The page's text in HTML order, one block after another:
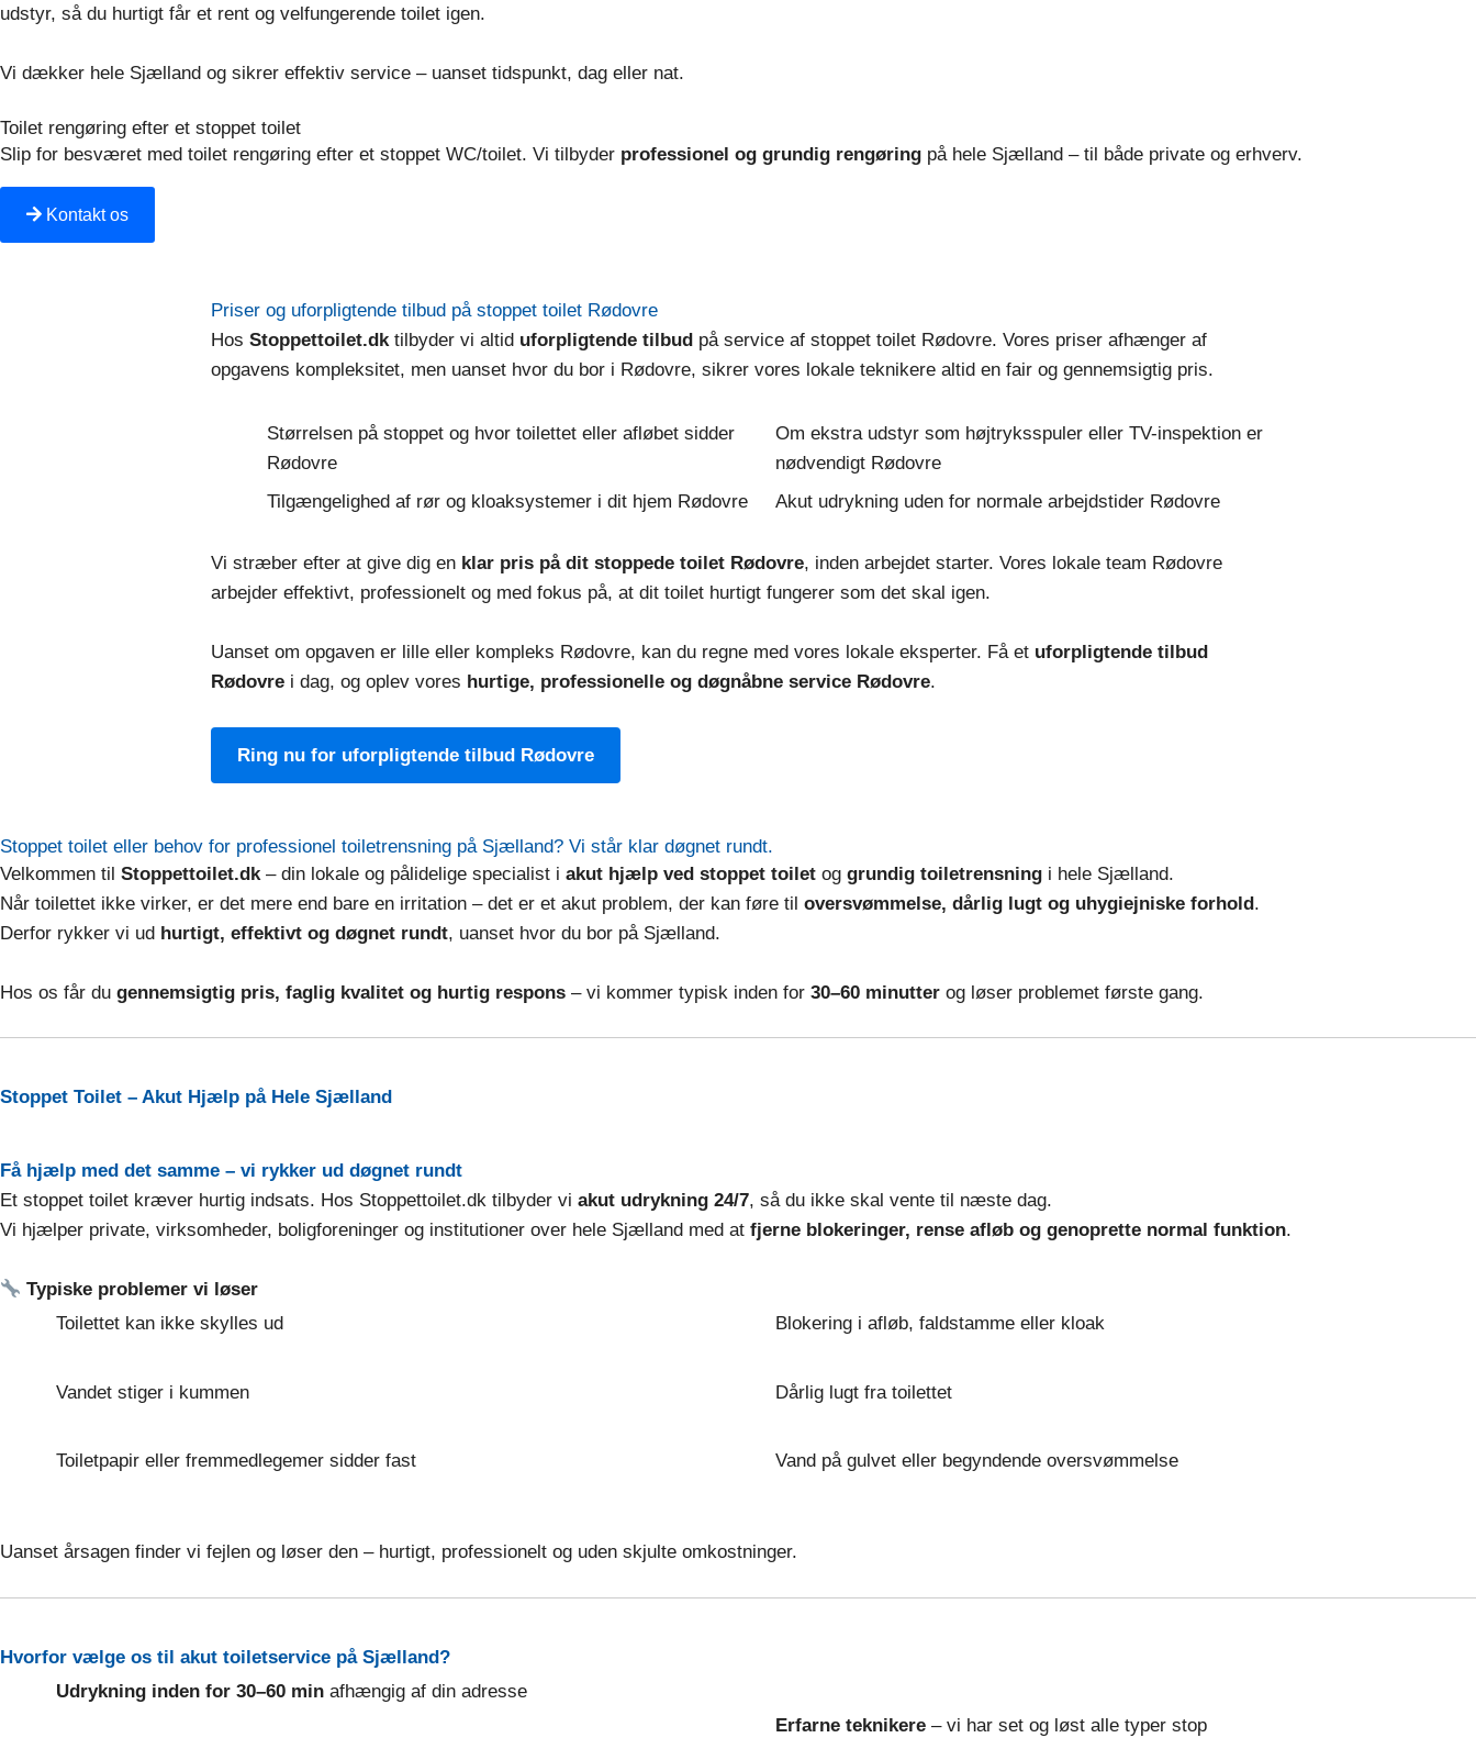
udstyr, så du hurtigt får et rent og velfungerende toilet igen.
Vi dækker hele Sjælland og sikrer effektiv service – uanset tidspunkt, dag eller nat.
Toilet rengøring efter et stoppet toilet​
Slip for besværet med toilet rengøring efter et stoppet WC/toilet. Vi tilbyder professionel og grundig rengøring på hele Sjælland – til både private og erhverv.
Kontakt os
Priser og uforpligtende tilbud på stoppet toilet Rødovre
Hos Stoppettoilet.dk tilbyder vi altid uforpligtende tilbud på service af stoppet toilet Rødovre. Vores priser afhænger af
opgavens kompleksitet, men uanset hvor du bor i Rødovre, sikrer vores lokale teknikere altid en fair og gennemsigtig pris.
Størrelsen på stoppet og hvor toilettet eller afløbet sidder
Rødovre
Tilgængelighed af rør og kloaksystemer i dit hjem Rødovre
Om ekstra udstyr som højtryksspuler eller TV-inspektion er
nødvendigt Rødovre
Akut udrykning uden for normale arbejdstider Rødovre
Vi stræber efter at give dig en klar pris på dit stoppede toilet Rødovre, inden arbejdet starter. Vores lokale team Rødovre
arbejder effektivt, professionelt og med fokus på, at dit toilet hurtigt fungerer som det skal igen.
Uanset om opgaven er lille eller kompleks Rødovre, kan du regne med vores lokale eksperter. Få et uforpligtende tilbud
Rødovre i dag, og oplev vores hurtige, professionelle og døgnåbne service Rødovre.
Ring nu for uforpligtende tilbud Rødovre
Stoppet toilet eller behov for professionel toiletrensning på Sjælland? Vi står klar døgnet rundt.
Velkommen til Stoppettoilet.dk – din lokale og pålidelige specialist i akut hjælp ved stoppet toilet og grundig toiletrensning i hele Sjælland.
Når toilettet ikke virker, er det mere end bare en irritation – det er et akut problem, der kan føre til oversvømmelse, dårlig lugt og uhygiejniske forhold.
Derfor rykker vi ud hurtigt, effektivt og døgnet rundt, uanset hvor du bor på Sjælland.
Hos os får du gennemsigtig pris, faglig kvalitet og hurtig respons – vi kommer typisk inden for 30–60 minutter og løser problemet første gang.
Stoppet Toilet – Akut Hjælp på Hele Sjælland
Få hjælp med det samme – vi rykker ud døgnet rundt
Et stoppet toilet kræver hurtig indsats. Hos Stoppettoilet.dk tilbyder vi akut udrykning 24/7, så du ikke skal vente til næste dag.
Vi hjælper private, virksomheder, boligforeninger og institutioner over hele Sjælland med at fjerne blokeringer, rense afløb og genoprette normal funktion.
Typiske problemer vi løser
Toilettet kan ikke skylles ud
Vandet stiger i kummen
Toiletpapir eller fremmedlegemer sidder fast
Blokering i afløb, faldstamme eller kloak
Dårlig lugt fra toilettet
Vand på gulvet eller begyndende oversvømmelse
Uanset årsagen finder vi fejlen og løser den – hurtigt, professionelt og uden skjulte omkostninger.
Hvorfor vælge os til akut toiletservice på Sjælland?
Udrykning inden for 30–60 min afhængig af din adresse
Erfarne teknikere – vi har set og løst alle typer stop